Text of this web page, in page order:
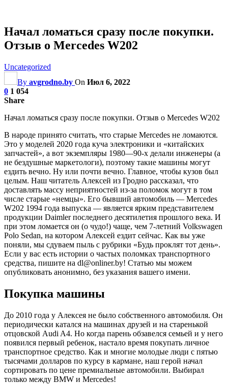
Начал ломаться сразу после покупки.
Отзыв о Mercedes W202
Uncategorized
By avgrodno.by On Июл 6, 2022
0 1 054
Share
Начал ломаться сразу после покупки. Отзыв о Mercedes W202
В народе принято считать, что старые Mercedes не ломаются.
Это у моделей 2020 года куча электроники и «китайских
запчастей», а вот экземпляры 1980—90-х делали инженеры (а
не бездушные маркетологи), поэтому такие машины могут
ездить вечно. Ну или почти вечно. Главное, чтобы кузов был
целым. Наш читатель Алексей из Гродно рассказал, что
доставлять массу неприятностей из-за поломок могут в том
числе старые «немцы». Его бывший автомобиль — Mercedes
W202 1994 года выпуска — является ярким представителем
продукции Daimler последнего десятилетия прошлого века. И
при этом ломается он (о чудо!) чаще, чем 7-летний Volkswagen
Polo Sedan, на котором Алексей ездит сейчас. Как вы уже
поняли, мы сдуваем пыль с рубрики «Будь проклят тот день».
Если у вас есть истории о частых поломках транспортного
средства, пишите на dl@onliner.by! Статью мы можем
опубликовать анонимно, без указания вашего имени.
Покупка машины
До 2010 года у Алексея не было собственного автомобиля. Он
периодически катался на машинах друзей и на старенькой
отцовской Audi A4. Но когда парень обзавелся семьей и у него
появился первый ребенок, настало время покупать личное
транспортное средство. Как и многие молодые люди с пятью
тысячами долларов по курсу в кармане, наш герой начал
сортировать по цене премиальные автомобили. Выбирал
только между BMW и Mercedes!